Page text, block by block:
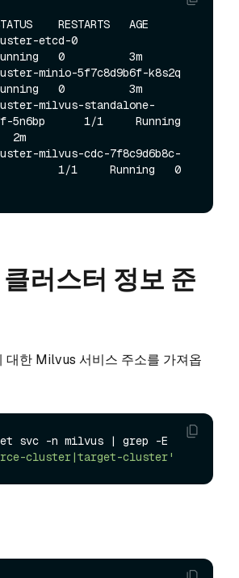
RESTARTS   AGE
etcd-0
0          3m
minio-5f7c8d9b6f-k8s2q
0          3m
milvus-standalone-
5n6bp      1/1     Running
milvus-cdc-7f8c9d6b8c-
1/1     Running   0
러스터 정보 준
대한 Milvus 서비스 주소를 가져옵
cluster|target-cluster'